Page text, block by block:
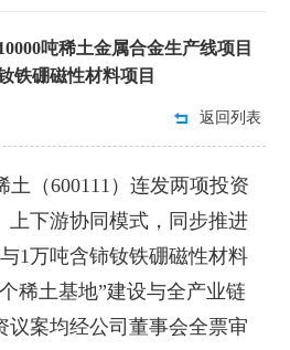
吨稀土金属合金生产线项目
铁硼磁性材料项目
返回列表
土（600111）连发两项投资
上下游协同模式，同步推进
1万吨含铈钕铁硼磁性材料
稀土基地”建设与全产业链
议案均经公司董事会全票审